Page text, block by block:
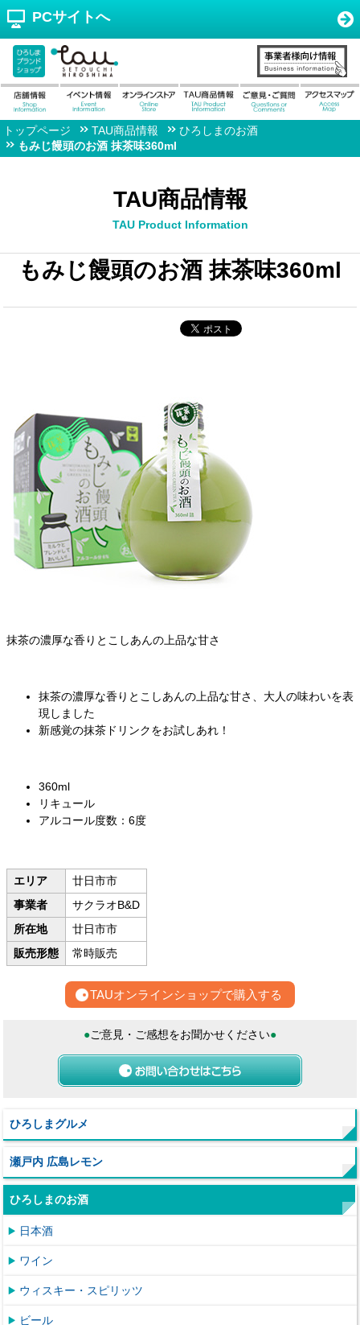
PCサイトへ
トップページ TAU商品情報
ひろしまのお酒
もみじ饅頭のお酒 抹茶味360ml
TAU商品情報
TAU Product Information
もみじ饅頭のお酒 抹茶味360ml
抹茶の濃厚な香りとこしあんの上品な甘さ
抹茶の濃厚な香りとこしあんの上品な甘さ、大人の味わいを表
現しました
新感覚の抹茶ドリンクをお試しあれ！
360ml
リキュール
アルコール度数：6度
エリア
廿日市市
事業者
サクラオB&D
所在地
廿日市市
販売形態
常時販売
TAUオンラインショップで購入する
●ご意見・ご感想をお聞かせください●
ひろしまグルメ
瀬戸内 広島レモン
ひろしまのお酒
日本酒
ワイン
ウィスキー・スピリッツ
ビール